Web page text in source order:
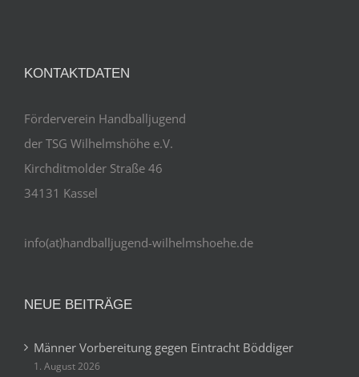
KONTAKTDATEN
Förderverein Handballjugend
der TSG Wilhelmshöhe e.V.
Kirchditmolder Straße 46
34131 Kassel
info(at)handballjugend-wilhelmshoehe.de
NEUE BEITRÄGE
Männer Vorbereitung gegen Eintracht Böddiger
1. August 2026